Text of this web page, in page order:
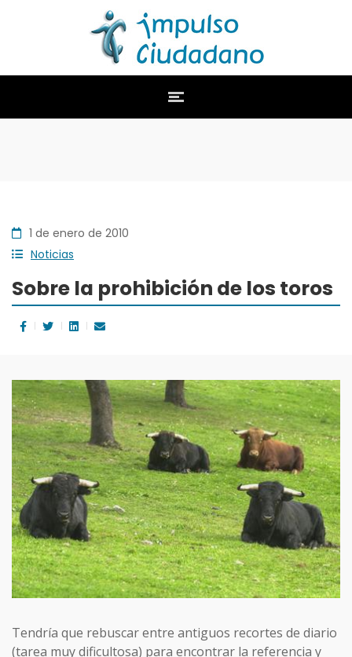
1 de enero de 2010
Noticias
Sobre la prohibición de los toros
Tendría que rebuscar entre antiguos recortes de diario
(tarea muy dificultosa) para encontrar la referencia y